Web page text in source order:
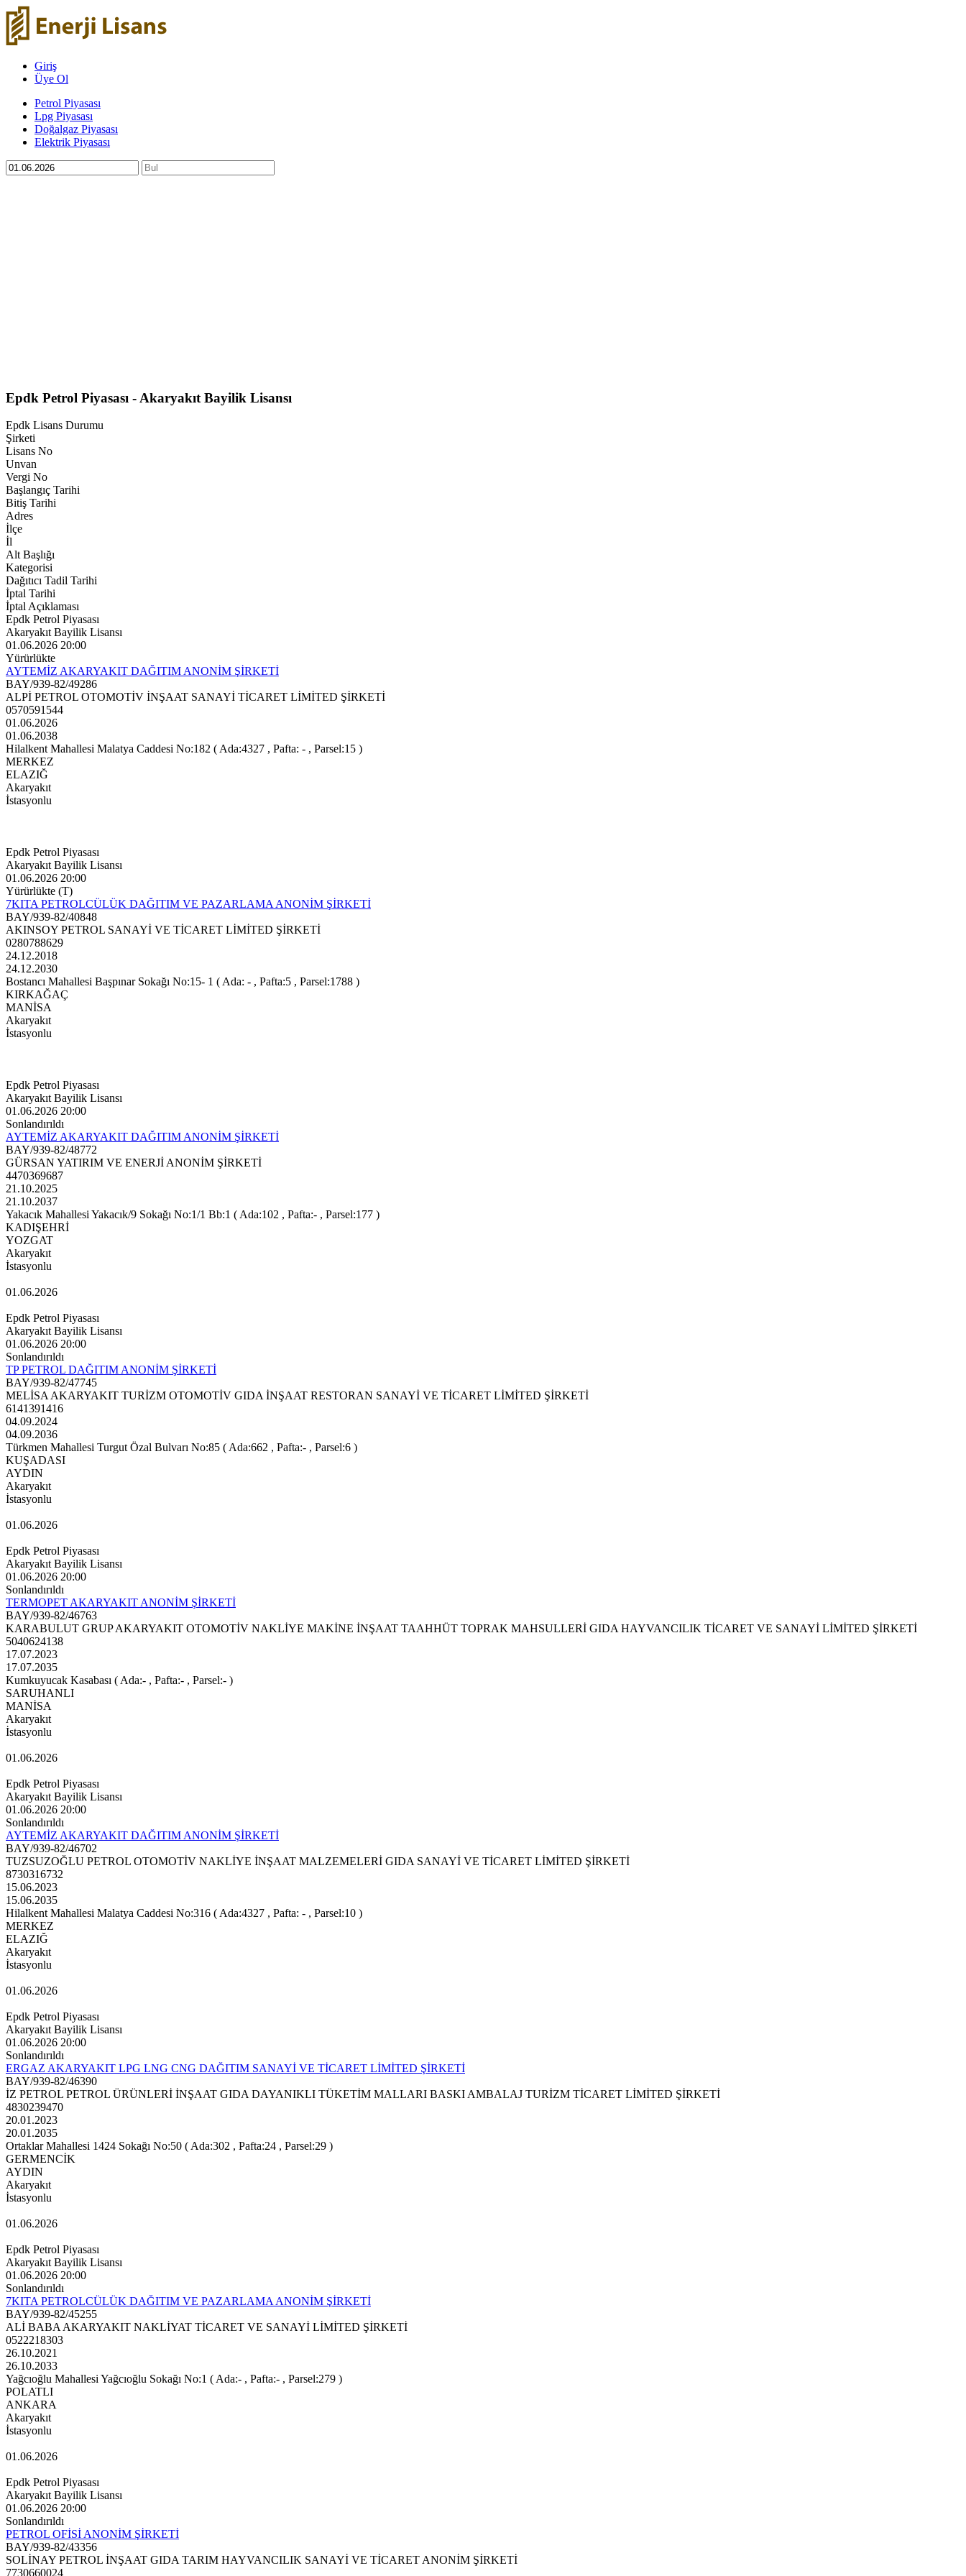
Giriş
Üye Ol
Petrol Piyasası
Lpg Piyasası
Doğalgaz Piyasası
Elektrik Piyasası
Epdk Petrol Piyasası - Akaryakıt Bayilik Lisansı
Epdk Lisans Durumu
Şirketi
Lisans No
Unvan
Vergi No
Başlangıç Tarihi
Bitiş Tarihi
Adres
İlçe
İl
Alt Başlığı
Kategorisi
Dağıtıcı Tadil Tarihi
İptal Tarihi
İptal Açıklaması
Epdk Petrol Piyasası
Akaryakıt Bayilik Lisansı
01.06.2026 20:00
Yürürlükte
AYTEMİZ AKARYAKIT DAĞITIM ANONİM ŞİRKETİ
BAY/939-82/49286
ALPİ PETROL OTOMOTİV İNŞAAT SANAYİ TİCARET LİMİTED ŞİRKETİ
0570591544
01.06.2026
01.06.2038
Hilalkent Mahallesi Malatya Caddesi No:182 ( Ada:4327 , Pafta: - , Parsel:15 )
MERKEZ
ELAZIĞ
Akaryakıt
İstasyonlu
Epdk Petrol Piyasası
Akaryakıt Bayilik Lisansı
01.06.2026 20:00
Yürürlükte (T)
7KITA PETROLCÜLÜK DAĞITIM VE PAZARLAMA ANONİM ŞİRKETİ
BAY/939-82/40848
AKINSOY PETROL SANAYİ VE TİCARET LİMİTED ŞİRKETİ
0280788629
24.12.2018
24.12.2030
Bostancı Mahallesi Başpınar Sokağı No:15- 1 ( Ada: - , Pafta:5 , Parsel:1788 )
KIRKAĞAÇ
MANİSA
Akaryakıt
İstasyonlu
Epdk Petrol Piyasası
Akaryakıt Bayilik Lisansı
01.06.2026 20:00
Sonlandırıldı
AYTEMİZ AKARYAKIT DAĞITIM ANONİM ŞİRKETİ
BAY/939-82/48772
GÜRSAN YATIRIM VE ENERJİ ANONİM ŞİRKETİ
4470369687
21.10.2025
21.10.2037
Yakacık Mahallesi Yakacık/9 Sokağı No:1/1 Bb:1 ( Ada:102 , Pafta:- , Parsel:177 )
KADIŞEHRİ
YOZGAT
Akaryakıt
İstasyonlu
01.06.2026
Epdk Petrol Piyasası
Akaryakıt Bayilik Lisansı
01.06.2026 20:00
Sonlandırıldı
TP PETROL DAĞITIM ANONİM ŞİRKETİ
BAY/939-82/47745
MELİSA AKARYAKIT TURİZM OTOMOTİV GIDA İNŞAAT RESTORAN SANAYİ VE TİCARET LİMİTED ŞİRKETİ
6141391416
04.09.2024
04.09.2036
Türkmen Mahallesi Turgut Özal Bulvarı No:85 ( Ada:662 , Pafta:- , Parsel:6 )
KUŞADASI
AYDIN
Akaryakıt
İstasyonlu
01.06.2026
Epdk Petrol Piyasası
Akaryakıt Bayilik Lisansı
01.06.2026 20:00
Sonlandırıldı
TERMOPET AKARYAKIT ANONİM ŞİRKETİ
BAY/939-82/46763
KARABULUT GRUP AKARYAKIT OTOMOTİV NAKLİYE MAKİNE İNŞAAT TAAHHÜT TOPRAK MAHSULLERİ GIDA HAYVANCILIK TİCARET VE SANAYİ LİMİTED ŞİRKETİ
5040624138
17.07.2023
17.07.2035
Kumkuyucak Kasabası ( Ada:- , Pafta:- , Parsel:- )
SARUHANLI
MANİSA
Akaryakıt
İstasyonlu
01.06.2026
Epdk Petrol Piyasası
Akaryakıt Bayilik Lisansı
01.06.2026 20:00
Sonlandırıldı
AYTEMİZ AKARYAKIT DAĞITIM ANONİM ŞİRKETİ
BAY/939-82/46702
TUZSUZOĞLU PETROL OTOMOTİV NAKLİYE İNŞAAT MALZEMELERİ GIDA SANAYİ VE TİCARET LİMİTED ŞİRKETİ
8730316732
15.06.2023
15.06.2035
Hilalkent Mahallesi Malatya Caddesi No:316 ( Ada:4327 , Pafta: - , Parsel:10 )
MERKEZ
ELAZIĞ
Akaryakıt
İstasyonlu
01.06.2026
Epdk Petrol Piyasası
Akaryakıt Bayilik Lisansı
01.06.2026 20:00
Sonlandırıldı
ERGAZ AKARYAKIT LPG LNG CNG DAĞITIM SANAYİ VE TİCARET LİMİTED ŞİRKETİ
BAY/939-82/46390
İZ PETROL PETROL ÜRÜNLERİ İNŞAAT GIDA DAYANIKLI TÜKETİM MALLARI BASKI AMBALAJ TURİZM TİCARET LİMİTED ŞİRKETİ
4830239470
20.01.2023
20.01.2035
Ortaklar Mahallesi 1424 Sokağı No:50 ( Ada:302 , Pafta:24 , Parsel:29 )
GERMENCİK
AYDIN
Akaryakıt
İstasyonlu
01.06.2026
Epdk Petrol Piyasası
Akaryakıt Bayilik Lisansı
01.06.2026 20:00
Sonlandırıldı
7KITA PETROLCÜLÜK DAĞITIM VE PAZARLAMA ANONİM ŞİRKETİ
BAY/939-82/45255
ALİ BABA AKARYAKIT NAKLİYAT TİCARET VE SANAYİ LİMİTED ŞİRKETİ
0522218303
26.10.2021
26.10.2033
Yağcıoğlu Mahallesi Yağcıoğlu Sokağı No:1 ( Ada:- , Pafta:- , Parsel:279 )
POLATLI
ANKARA
Akaryakıt
İstasyonlu
01.06.2026
Epdk Petrol Piyasası
Akaryakıt Bayilik Lisansı
01.06.2026 20:00
Sonlandırıldı
PETROL OFİSİ ANONİM ŞİRKETİ
BAY/939-82/43356
SOLİNAY PETROL İNŞAAT GIDA TARIM HAYVANCILIK SANAYİ VE TİCARET ANONİM ŞİRKETİ
7730660024